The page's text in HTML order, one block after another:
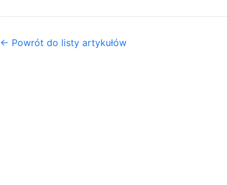
← Powrót do listy artykułów